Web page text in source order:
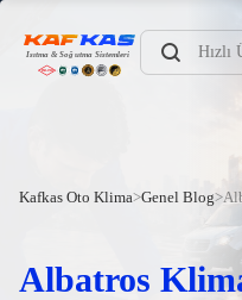
Products
search
Kafkas Oto Klima>Genel Blog>
Albatros